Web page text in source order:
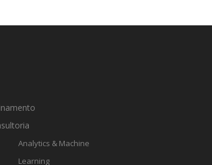
Analytics & Machine
Learning